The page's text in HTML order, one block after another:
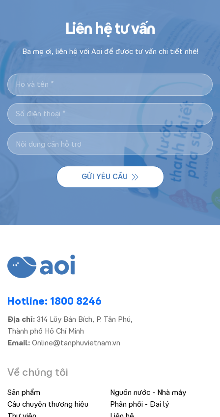
Liên hệ tư vấn
Ba mẹ ơi, liên hệ với Aoi để được tư vấn chi tiết nhé!
GỬI YÊU CẦU
Hotline: 1800 8246
Địa chỉ: 314 Lũy Bán Bích, P. Tân Phú,
Thành phố Hồ Chí Minh
Email: Online@tanphuvietnam.vn
Về chúng tôi
Sản phẩm
Nguồn nước - Nhà máy
Câu chuyện thương hiệu
Phân phối - Đại lý